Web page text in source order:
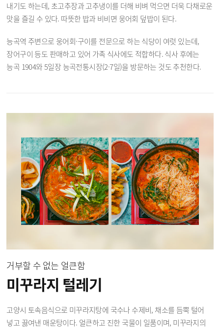
내기도 하는데, 초고추장과 고추냉이를 더해 비벼 먹으면 더욱 다채로운
맛을 즐길 수 있다. 따뜻한 밥과 비비면 웅어회 덮밥이 된다.
능곡역 주변으로 웅어회·구이를 전문으로 하는 식당이 여럿 있는데,
장어구이 등도 판매하고 있어 가족 식사에도 적합하다. 식사 후에는
능곡 1904와 5일장 능곡전통시장(2·7일)을 방문하는 것도 추천한다.
거부할 수 없는 얼큰함
미꾸라지 털레기
고양시 토속음식으로 미꾸라지탕에 국수나 수제비, 채소를 듬뿍 털어
넣고 끓여낸 매운탕이다. 얼큰하고 진한 국물이 일품이며, 미꾸라지의